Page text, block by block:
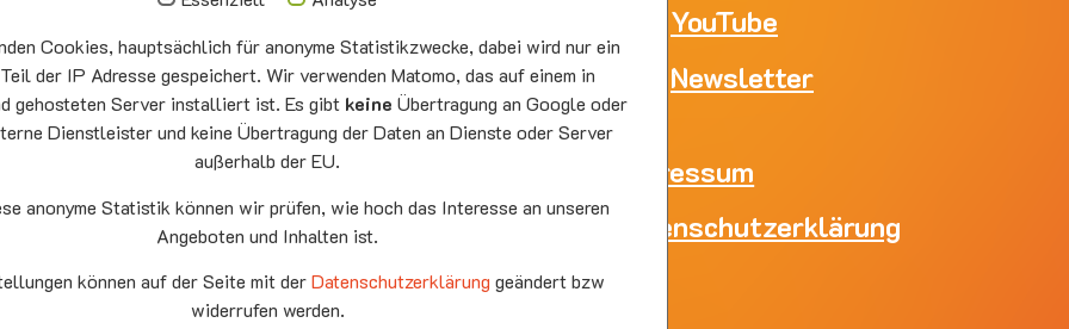
Hallbergmoos
0811/98709
0811/9598823
eG
Auferstehungskirc
he Neufahrn
Montag
15.00 - 17.00
10.08
Neufahrn
Mittwoch
20.00 Offenes
YouTube
Newsletter
Impressum
Datenschutzerklärung
Cookies, hauptsächlich für anonyme Statistikzwecke, dabei wird nur ein
der IP Adresse gespeichert. Wir verwenden Matomo, das auf einem in
gehosteten Server installiert ist. Es gibt keine Übertragung an Google oder
Dienstleister und keine Übertragung der Daten an Dienste oder Server
außerhalb der EU.
anonyme Statistik können wir prüfen, wie hoch das Interesse an unseren
Angeboten und Inhalten ist.
können auf der Seite mit derDatenschutzerklärung geändert bzw
widerrufen werden.